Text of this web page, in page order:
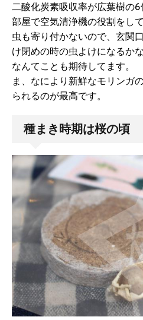
二酸化炭素吸収率が広葉樹の
部屋で空気清浄機の役割をし
虫も寄り付かないので、玄関
け閉めの時の虫よけになるか
なんてことも期待してます。
ま、なにより新鮮なモリンガ
られるのが最高です。
種まき時期は桜の頃